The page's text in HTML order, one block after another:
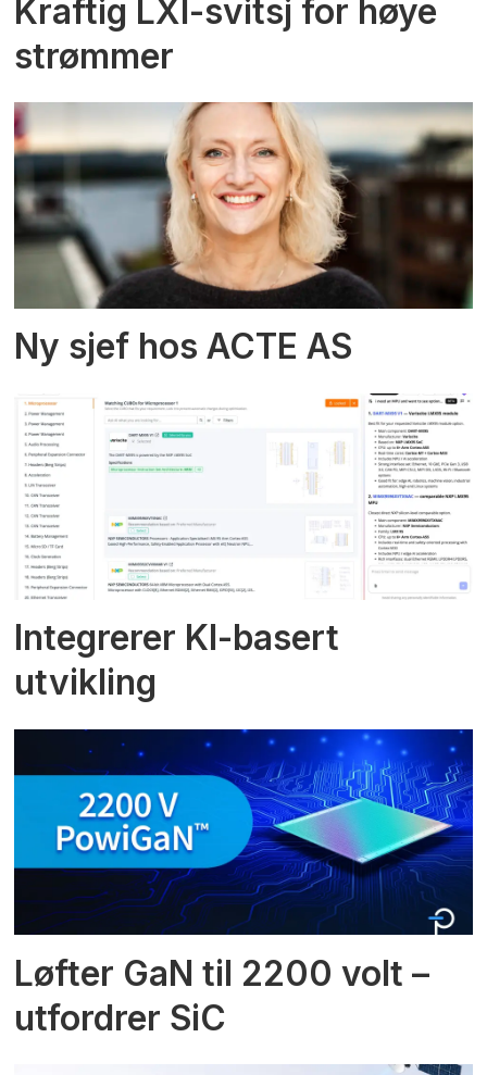
Kraftig LXI-svitsj for høye
strømmer
Ny sjef hos ACTE AS
Integrerer KI-basert
utvikling
Løfter GaN til 2200 volt –
utfordrer SiC